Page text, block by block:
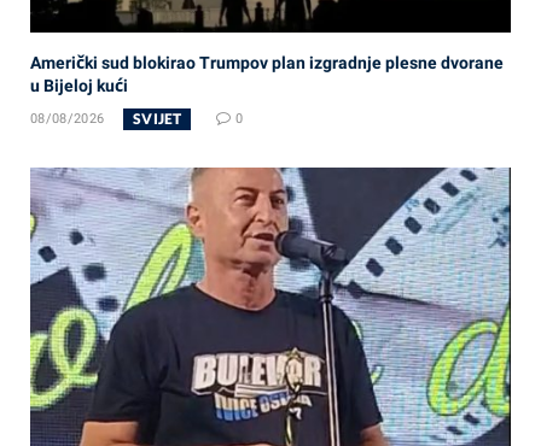
Američki sud blokirao Trumpov plan izgradnje plesne dvorane
u Bijeloj kući
08/08/2026 SVIJET 0